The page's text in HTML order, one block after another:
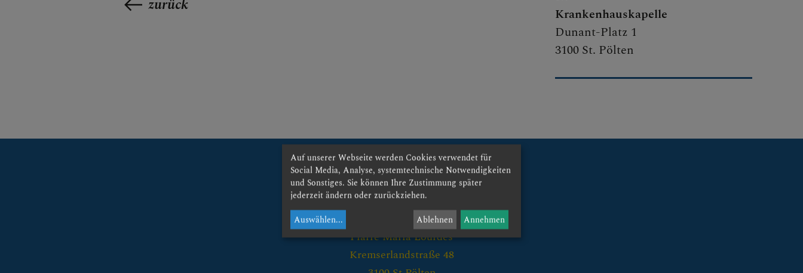
Krankenhauskapelle
Dunant-Platz 1
3100 St. Pölten
zurück
Kontakt:
Pfarre Maria Lourdes
Kremserlandstraße 48
Auf unserer Webseite werden Cookies verwendet für
Social Media, Analyse, systemtechnische Notwendigkeiten
und Sonstiges. Sie können Ihre Zustimmung später
jederzeit ändern oder zurückziehen.
Auswählen... Ablehnen Annehmen